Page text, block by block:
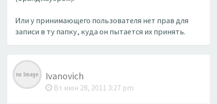
Или у принимающего пользователя нет прав для
записи в ту папку, куда он пытается их принять.
Ivanovich
Вт июн 28, 2011 3:27 pm